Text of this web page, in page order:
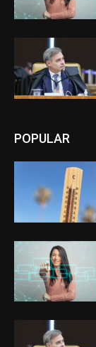
POPULAR